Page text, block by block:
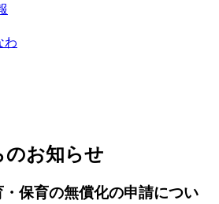
わ
のお知らせ
保育の無償化の申請につい